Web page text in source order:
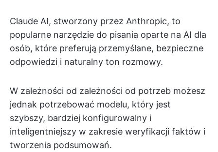
Claude AI, stworzony przez Anthropic, to
popularne narzędzie do pisania oparte na AI dla
osób, które preferują przemyślane, bezpieczne
odpowiedzi i naturalny ton rozmowy.
W zależności od zależności od potrzeb możesz
jednak potrzebować modelu, który jest
szybszy, bardziej konfigurowalny i
inteligentniejszy w zakresie weryfikacji faktów i
tworzenia podsumowań.